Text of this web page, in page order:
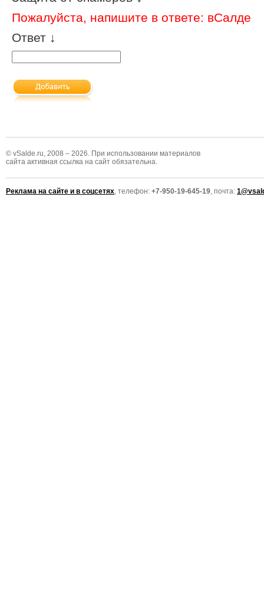
Пожалуйста, напишите в ответе: вСалде
Ответ ↓
© vSalde.ru, 2008 – 2026. При использовании материалов
сайта активная ссылка на сайт обязательна.
Реклама на сайте и в соцсетях, телефон: +7-950-19-645-19, почта: